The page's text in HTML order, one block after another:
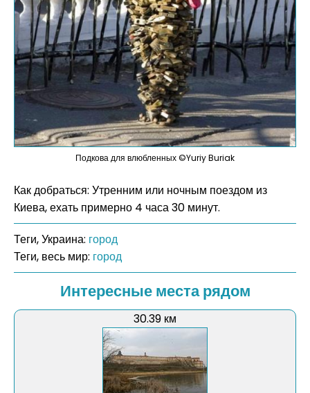
Подкова для влюбленных ©Yuriy Buriak
Как добраться: Утренним или ночным поездом из
Киева, ехать примерно 4 часа 30 минут.
Теги, Украина: город
Теги, весь мир: город
Интересные места рядом
30.39 км